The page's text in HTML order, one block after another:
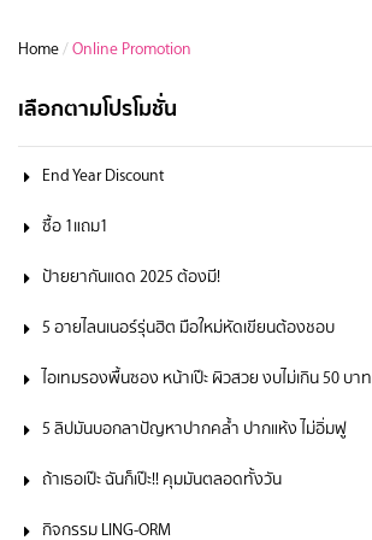
Home /Online Promotion
เลือกตามโปรโมชั่น
End Year Discount
ซื้อ 1แถม1
ป้ายยากันแดด 2025 ต้องมี!
5 อายไลนเนอร์รุ่นฮิต มือใหม่หัดเขียนต้องชอบ
ไอเทมรองพื้นซอง หน้าเป๊ะ ผิวสวย งบไม่เกิน 50 บาท
5 ลิปมันบอกลาปัญหาปากคล้ำ ปากแห้ง ไม่อิ่มฟู
ถ้าเธอเป๊ะ ฉันก็เป๊ะ!! คุมมันตลอดทั้งวัน
กิจกรรม LING-ORM